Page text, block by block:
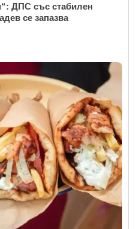
ДПС със стабилен
се запазва